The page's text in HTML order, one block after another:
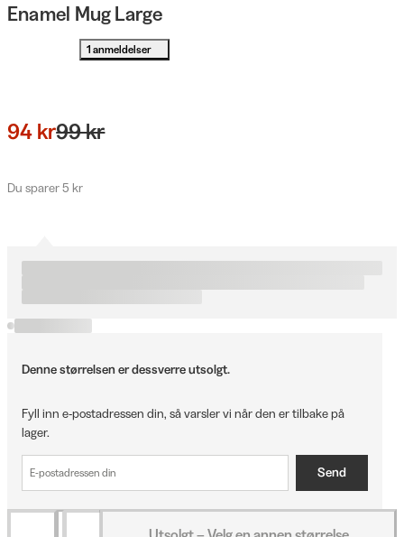
Enamel Mug Large
1 anmeldelser
94 kr99 kr
Du sparer 5 kr
Denne størrelsen er dessverre utsolgt.
Fyll inn e-postadressen din, så varsler vi når den er tilbake på
lager.
Send